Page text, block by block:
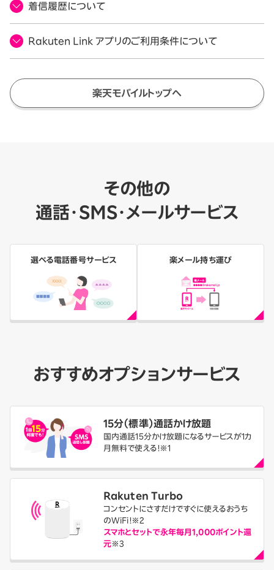
着信履歴について
Rakuten Link アプリのご利用条件について
楽天モバイルトップへ
その他の
通話・SMS・メールサービス
選べる電話番号サービス 楽メール持ち運び
おすすめオプションサービス
15分（標準）通話かけ放題
国内通話15分かけ放題になるサービスが1カ
月無料で使える！※1
Rakuten Turbo
コンセントにさすだけですぐに使えるおうち
のWiFi！ ※2
スマホとセットで永年毎月1,000ポイント還
元※3